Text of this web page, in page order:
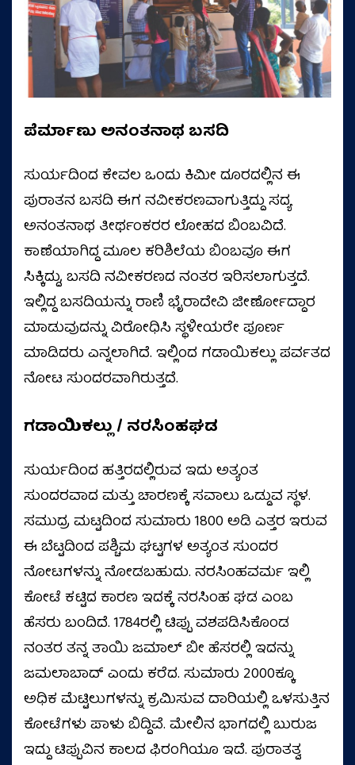
ಪೆರ್ಮಾಣು ಅನಂತನಾಥ ಬಸದಿ
ಸುರ್ಯದಿಂದ ಕೇವಲ ಒಂದು ಕಿಮೀ ದೂರದಲ್ಲಿನ ಈ
ಪುರಾತನ ಬಸದಿ ಈಗ ನವೀಕರಣವಾಗುತ್ತಿದ್ದು ಸದ್ಯ
ಅನಂತನಾಥ ತೀರ್ಥಂಕರರ ಲೋಹದ ಬಿಂಬವಿದೆ.
ಕಾಣೆಯಾಗಿದ್ದ ಮೂಲ ಕರಿಶಿಲೆಯ ಬಿಂಬವೂ ಈಗ
ಸಿಕ್ಕಿದ್ದು, ಬಸದಿ ನವೀಕರಣದ ನಂತರ ಇರಿಸಲಾಗುತ್ತದೆ.
ಇಲ್ಲಿದ್ದ ಬಸದಿಯನ್ನು ರಾಣಿ ಭೈರಾದೇವಿ ಜೀರ್ಣೋದ್ದಾರ
ಮಾಡುವುದನ್ನು ವಿರೋಧಿಸಿ ಸ್ಥಳೀಯರೇ ಪೂರ್ಣ
ಮಾಡಿದರು ಎನ್ನಲಾಗಿದೆ. ಇಲ್ಲಿಂದ ಗಡಾಯಿಕಲ್ಲು ಪರ್ವತದ
ನೋಟ ಸುಂದರವಾಗಿರುತ್ತದೆ.
ಗಡಾಯಿಕಲ್ಲು / ನರಸಿಂಹಘಡ
ಸುರ್ಯದಿಂದ ಹತ್ತಿರದಲ್ಲಿರುವ ಇದು ಅತ್ಯಂತ
ಸುಂದರವಾದ ಮತ್ತು ಚಾರಣಕ್ಕೆ ಸವಾಲು ಒಡ್ಡುವ ಸ್ಥಳ.
ಸಮುದ್ರ ಮಟ್ಟದಿಂದ ಸುಮಾರು 1800 ಅಡಿ ಎತ್ತರ ಇರುವ
ಈ ಬೆಟ್ಟದಿಂದ ಪಶ್ಚಿಮ ಘಟ್ಟಗಳ ಅತ್ಯಂತ ಸುಂದರ
ನೋಟಗಳನ್ನು ನೋಡಬಹುದು. ನರಸಿಂಹವರ್ಮ ಇಲ್ಲಿ
ಕೋಟೆ ಕಟ್ಟಿದ ಕಾರಣ ಇದಕ್ಕೆ ನರಸಿಂಹ ಘಡ ಎಂಬ
ಹೆಸರು ಬಂದಿದೆ. 1784ರಲ್ಲಿ ಟಿಪ್ಪು ವಶಪಡಿಸಿಕೊಂಡ
ನಂತರ ತನ್ನ ತಾಯಿ ಜಮಾಲ್ ಬೀ ಹೆಸರಲ್ಲಿ ಇದನ್ನು
ಜಮಲಾಬಾದ್ ಎಂದು ಕರೆದ. ಸುಮಾರು 2000ಕ್ಕೂ
ಅಧಿಕ ಮೆಟ್ಟಿಲುಗಳನ್ನು ಕ್ರಮಿಸುವ ದಾರಿಯಲ್ಲಿ ಒಳಸುತ್ತಿನ
ಕೋಟೆಗಳು ಪಾಳು ಬಿದ್ದಿವೆ. ಮೇಲಿನ ಭಾಗದಲ್ಲಿ ಬುರುಜ
ಇದ್ದು ಟಿಪ್ಪುವಿನ ಕಾಲದ ಫಿರಂಗಿಯೂ ಇದೆ. ಪುರಾತತ್ವ